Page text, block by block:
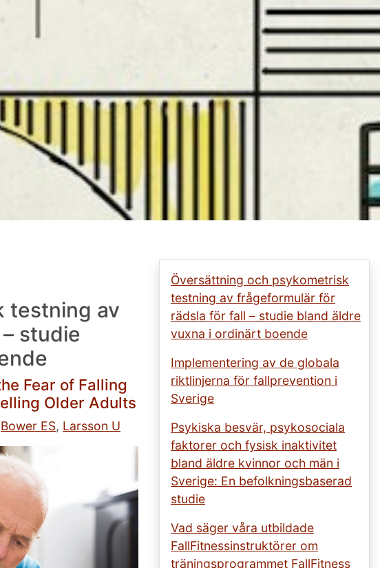
testning av
studie
Fear of Falling
Older Adults
Bower ES, Larsson U
Översättning och psykometrisk
testning av frågeformulär för
rädsla för fall – studie bland äldre
vuxna i ordinärt boende
Implementering av de globala
riktlinjerna för fallprevention i
Sverige
Psykiska besvär, psykosociala
faktorer och fysisk inaktivitet
bland äldre kvinnor och män i
Sverige: En befolkningsbaserad
studie
Vad säger våra utbildade
FallFitnessinstruktörer om
träningsprogrammet FallFitness